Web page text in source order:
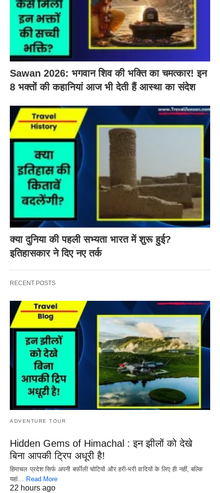
Sawan 2026: भगवान शिव की भक्ति का चमत्कार! इन
8 भक्तों की कहानियां आज भी देती हैं आस्था का संदेश
क्या दुनिया की पहली सभ्यता भारत में शुरू हुई?
इतिहासकार ने दिए नए तर्क
RECENT POSTS
ADVENTURE TOUR
Hidden Gems of Himachal : इन झीलों को देखे
बिना आपकी ट्रिप अधूरी है!
हिमाचल प्रदेश सिर्फ अपनी बर्फीली चोटियों और हरी-भरी वादियों के लिए ही नहीं, बल्कि
यहां… Read More
22 hours ago